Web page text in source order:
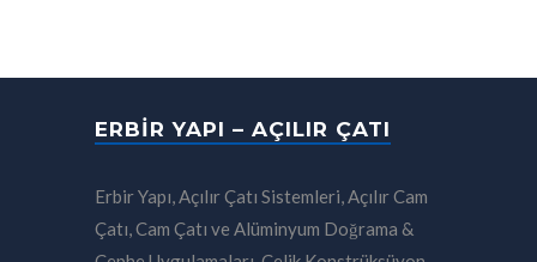
ERBIR YAPI – AÇILIR ÇATI
Erbir Yapı, Açılır Çatı Sistemleri, Açılır Cam
Çatı, Cam Çatı ve Alüminyum Doğrama &